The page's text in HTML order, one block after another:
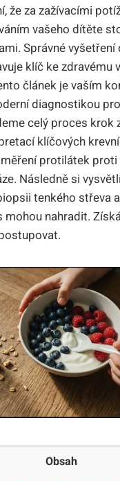
že za zažívacími
vašeho dítěte
Správné
klíč ke zdravému
článek je vaším
diagnostikou
celý proces krok
klíčových
protilátek
Následně si
tenkého střeva
mohou nahradit.
Obsah